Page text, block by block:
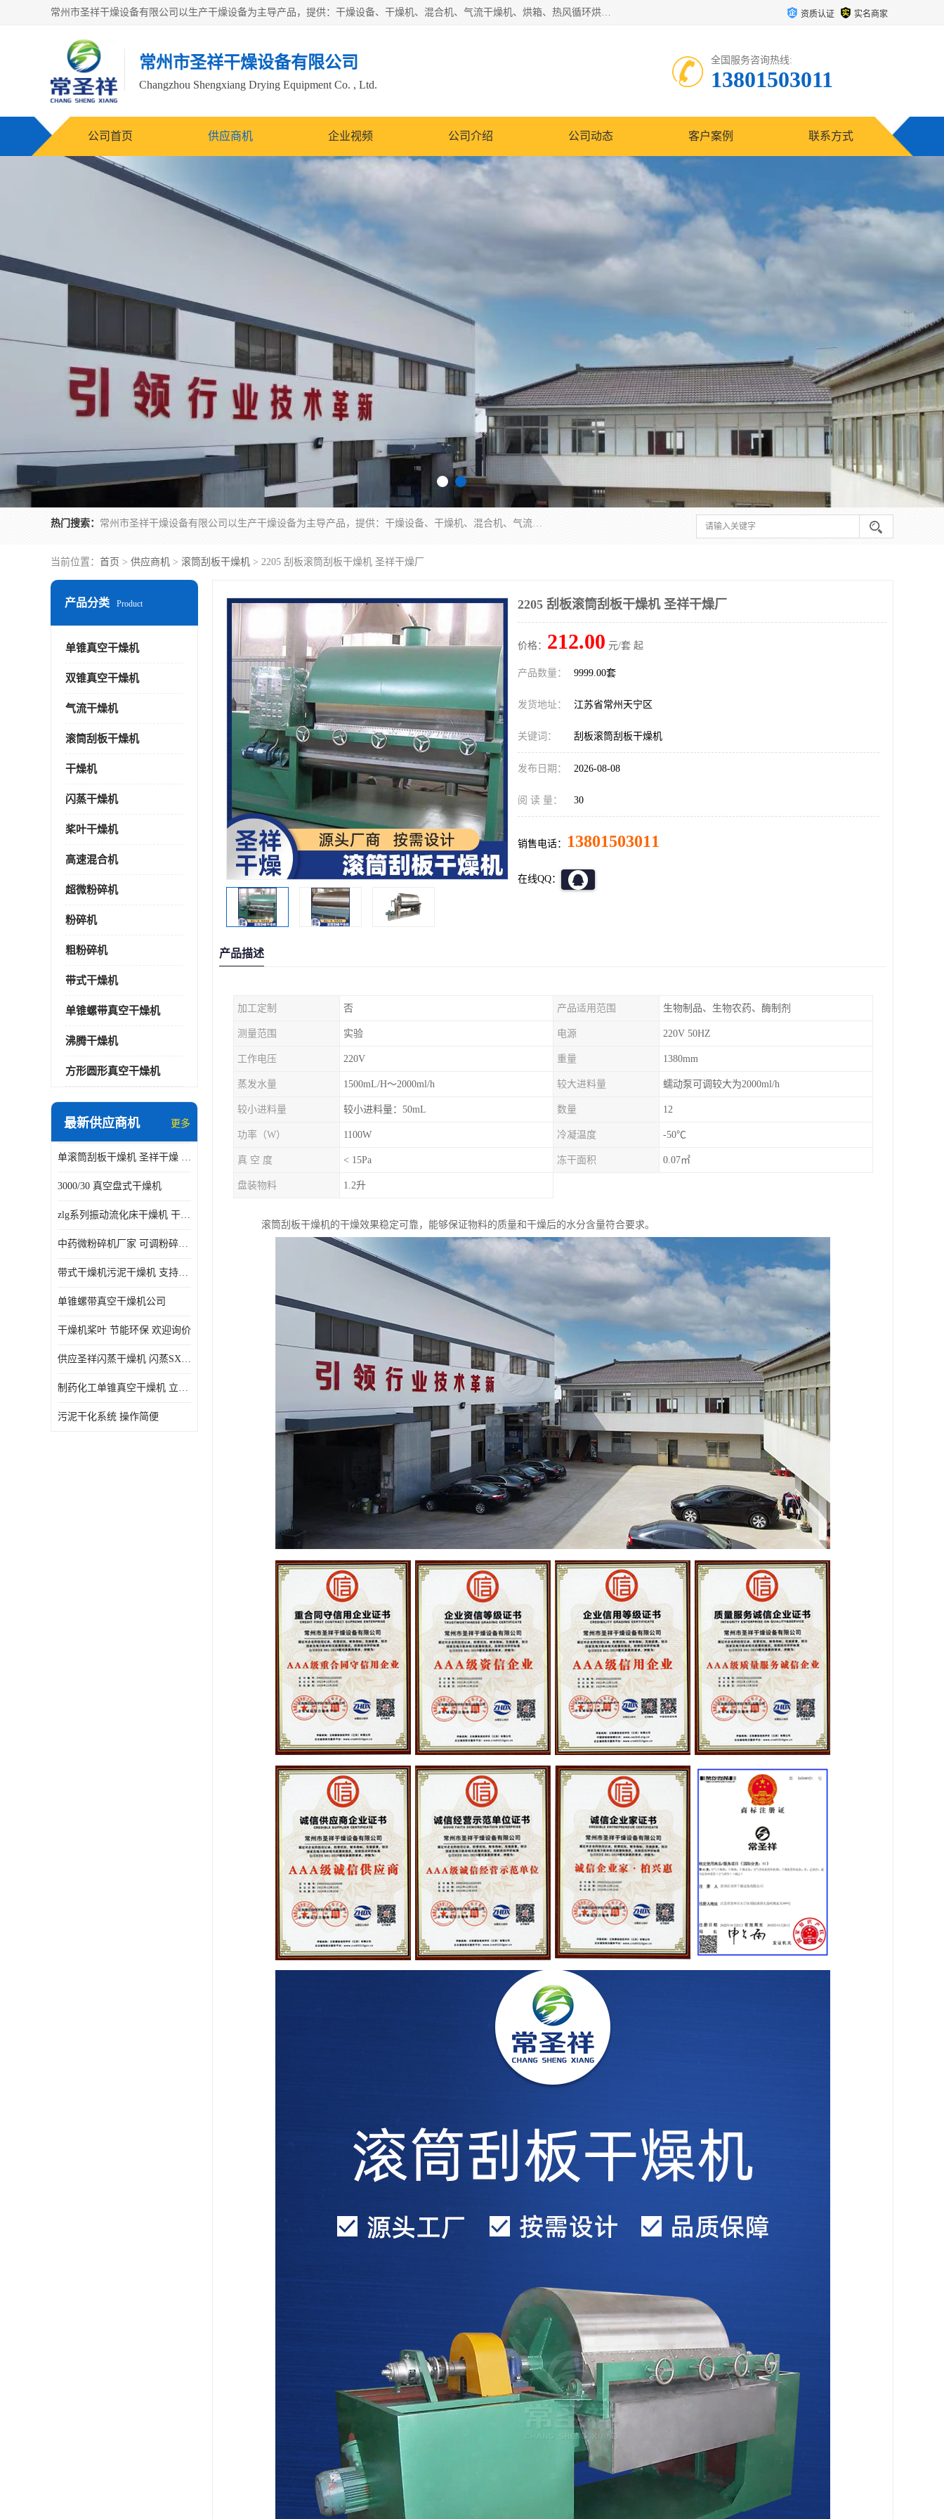
常州市圣祥干燥设备有限公司以生产干燥设备为主导产品，提供：干燥设备、干燥机、混合机、气流干燥机、烘箱、热风循环烘箱、沸腾干燥机、烘干机、喷雾干燥机等产品的生产、制造与销售服务。 资质认证 实名商家
常州市圣祥干燥设备有限公司
Changzhou Shengxiang Drying Equipment Co. , Ltd.
全国服务咨询热线:
13801503011
公司首页 供应商机 企业视频 公司介绍 公司动态 客户案例 联系方式
热门搜索： 常州市圣祥干燥设备有限公司以生产干燥设备为主导产品，提供：干燥设备、干燥机、混合机、气流干燥机、烘箱、热风循环烘箱、沸腾干燥机、烘干机、喷雾干燥机等产品的生产、制造与销售服务。
当前位置： 首页 > 供应商机 > 滚筒刮板干燥机 > 2205 刮板滚筒刮板干燥机 圣祥干燥厂
产品分类 Product
单锥真空干燥机
双锥真空干燥机
气流干燥机
滚筒刮板干燥机
干燥机
闪蒸干燥机
桨叶干燥机
高速混合机
超微粉碎机
粉碎机
粗粉碎机
带式干燥机
单锥螺带真空干燥机
沸腾干燥机
方形圆形真空干燥机
最新供应商机 更多
单滚筒刮板干燥机 圣祥干燥 单辊
3000/30 真空盘式干燥机
zlg系列振动流化床干燥机 干燥速率 粉体干燥
中药微粉碎机厂家 可调粉碎粒度
带式干燥机污泥干燥机 支持定制 价格优惠
单锥螺带真空干燥机公司
干燥机桨叶 节能环保 欢迎询价
供应圣祥闪蒸干燥机 闪蒸SXG-16型干燥机
制药化工单锥真空干燥机 立式锥形螺带搅拌式真空烘干机
污泥干化系统 操作简便
2205 刮板滚筒刮板干燥机 圣祥干燥厂
价格： 212.00 元/套 起
产品数量： 9999.00套
发货地址： 江苏省常州天宁区
关键词： 刮板滚筒刮板干燥机
发布日期： 2026-08-08
阅 读 量： 30
销售电话： 13801503011
在线QQ：
产品描述
加工定制 否 产品适用范围 生物制品、生物农药、酶制剂
测量范围 实验 电源 220V 50HZ
工作电压 220V 重量 1380mm
蒸发水量 1500mL/H～2000ml/h 较大进料量 蠕动泵可调较大为2000ml/h
较小进料量 较小进料量：50mL 数量 12
功率（W） 1100W 冷凝温度 -50℃
真 空 度 < 15Pa 冻干面积 0.07㎡
盘装物料 1.2升
滚筒刮板干燥机的干燥效果稳定可靠，能够保证物料的质量和干燥后的水分含量符合要求。